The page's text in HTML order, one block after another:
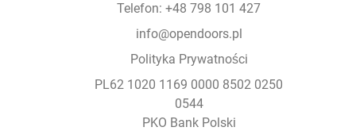
Telefon: +48 798 101 427
info@opendoors.pl
Polityka Prywatności
PL62 1020 1169 0000 8502 0250
0544
PKO Bank Polski